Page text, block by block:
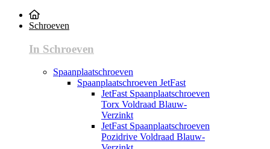
Schroeven
In Schroeven
Spaanplaatschroeven
Spaanplaatschroeven JetFast
JetFast Spaanplaatschroeven
Torx Voldraad Blauw-
Verzinkt
JetFast Spaanplaatschroeven
Pozidrive Voldraad Blauw-